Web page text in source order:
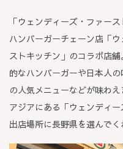
「ウェンディーズ・ファー
ハンバーガーチェーン店「
ストキッチン」のコラボ店
的なハンバーガーや日本人
の人気メニューなどが味わ
アジアにある「ウェンディ
出店場所に長野県を選んでく